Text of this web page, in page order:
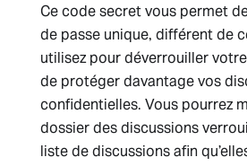
Ce code secret vous permet
de passe unique, différent de
utilisez pour déverrouiller
de protéger davantage vos
confidentielles. Vous pourrez
dossier des discussions
liste de discussions afin